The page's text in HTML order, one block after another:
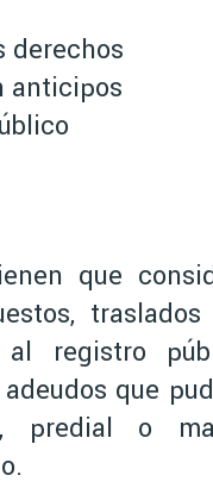
derechos
anticipos
que
registro
que
predial o